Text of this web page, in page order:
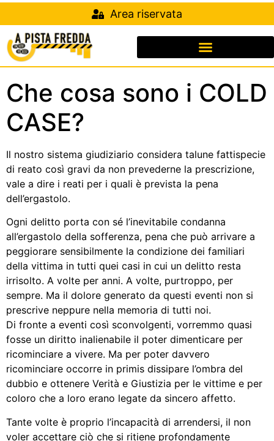
Area riservata
Che cosa sono i COLD
CASE?
Il nostro sistema giudiziario considera talune fattispecie
di reato così gravi da non prevederne la prescrizione,
vale a dire i reati per i quali è prevista la pena
dell’ergastolo.
Ogni delitto porta con sé l’inevitabile condanna
all’ergastolo della sofferenza, pena che può arrivare a
peggiorare sensibilmente la condizione dei familiari
della vittima in tutti quei casi in cui un delitto resta
irrisolto. A volte per anni. A volte, purtroppo, per
sempre. Ma il dolore generato da questi eventi non si
prescrive neppure nella memoria di tutti noi.
Di fronte a eventi così sconvolgenti, vorremmo quasi
fosse un diritto inalienabile il poter dimenticare per
ricominciare a vivere. Ma per poter davvero
ricominciare occorre in primis dissipare l’ombra del
dubbio e ottenere Verità e Giustizia per le vittime e per
coloro che a loro erano legate da sincero affetto.
Tante volte è proprio l’incapacità di arrendersi, il non
voler accettare ciò che si ritiene profondamente